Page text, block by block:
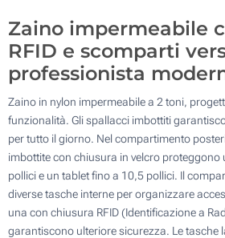
Zaino impermeabile
RFID e scomparti
professionista
Zaino in nylon impermeabile a 2 toni,
funzionalità. Gli spallacci imbottiti
per tutto il giorno. Nel compartimento
imbottite con chiusura in velcro proteggono
pollici e un tablet fino a 10,5 pollici. Il
diverse tasche interne per organizzare
una con chiusura RFID (Identificazione a
garantiscono ulteriore sicurezza. Le tasche